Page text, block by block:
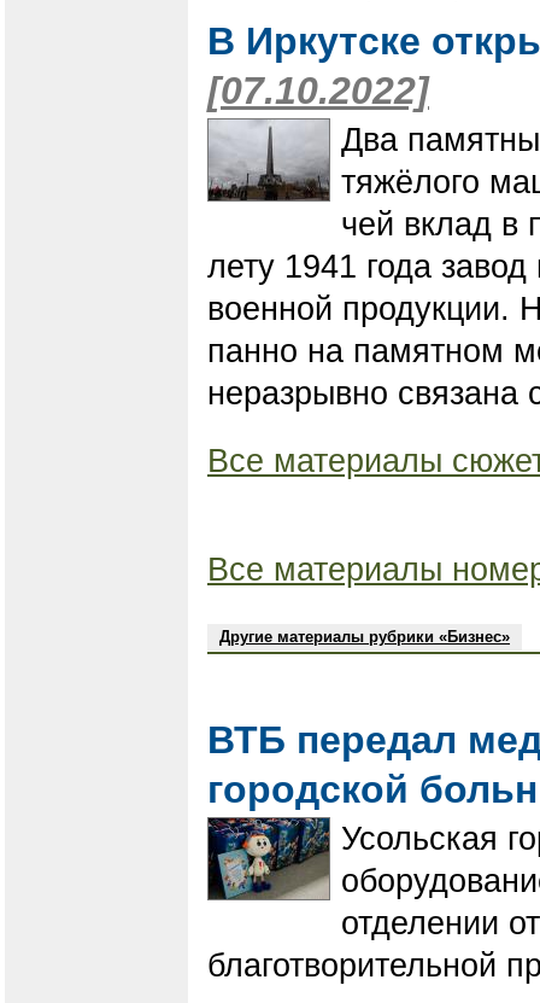
В Иркутске
[07.10.2022]
Два
тяжёлого
чей вклад в
лету 1941 года
военной продукции.
панно на памятном
неразрывно связана
Все материалы
Все материалы
Другие материалы рубрики «Бизнес»
ВТБ передал
городской
Усольская
отделении
благотворительной